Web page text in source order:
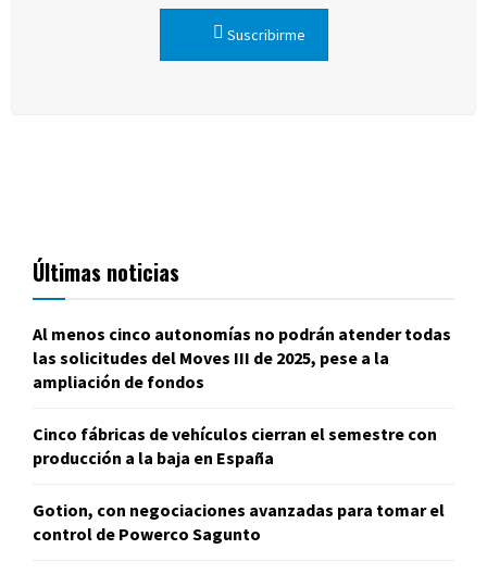
Suscribirme
Últimas noticias
Al menos cinco autonomías no podrán atender todas
las solicitudes del Moves III de 2025, pese a la
ampliación de fondos
Cinco fábricas de vehículos cierran el semestre con
producción a la baja en España
Gotion, con negociaciones avanzadas para tomar el
control de Powerco Sagunto